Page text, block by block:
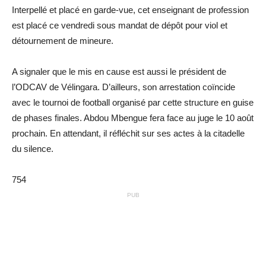
Interpellé et placé en garde-vue, cet enseignant de profession
est placé ce vendredi sous mandat de dépôt pour viol et
détournement de mineure.
A signaler que le mis en cause est aussi le président de
l’ODCAV de Vélingara. D’ailleurs, son arrestation coïncide
avec le tournoi de football organisé par cette structure en guise
de phases finales. Abdou Mbengue fera face au juge le 10 août
prochain. En attendant, il réfléchit sur ses actes à la citadelle
du silence.
754
PUB